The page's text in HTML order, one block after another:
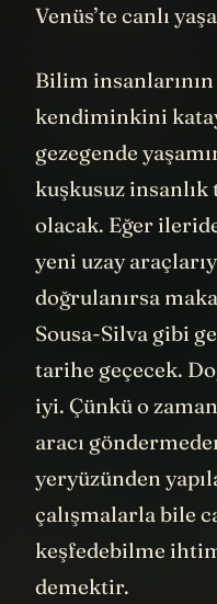
Venüs’te canlı
Bilim insanlarının
kendiminkini
gezegende
kuşkusuz
olacak. Eğer
yeni uzay
doğrulanırsa
Sousa-Silva gibi
tarihe geçecek.
iyi. Çünkü o
aracı
yeryüzünden
çalışmalarla bile
keşfedebilme
demektir.